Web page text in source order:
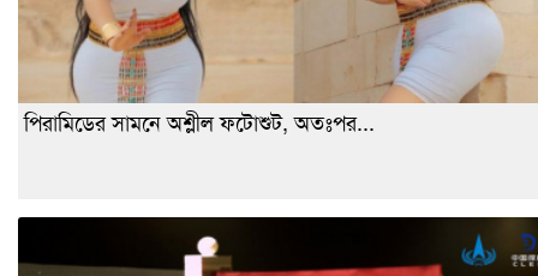
পিরামিডের সামনে অশ্লীল ফটোশুট, অতঃপর...